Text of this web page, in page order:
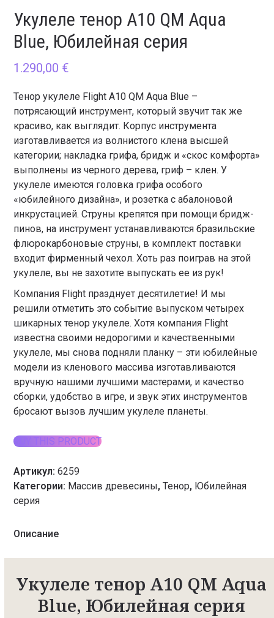
Укулеле тенор A10 QM Aqua
Blue, Юбилейная серия
1.290,00 €
Тенор укулеле Flight A10 QM Aqua Blue –
потрясающий инструмент, который звучит так же
красиво, как выглядит. Корпус инструмента
изготавливается из волнистого клена высшей
категории; накладка грифа, бридж и «скос комфорта»
выполнены из черного дерева, гриф – клен. У
укулеле имеются головка грифа особого
«юбилейного дизайна», и розетка с абалоновой
инкрустацией. Струны крепятся при помощи бридж-
пинов, на инструмент устанавливаются бразильские
флюрокарбоновые струны, в комплект поставки
входит фирменный чехол. Хоть раз поиграв на этой
укулеле, вы не захотите выпускать ее из рук!
Компания Flight празднует десятилетие! И мы
решили отметить это событие выпуском четырех
шикарных тенор укулеле. Хотя компания Flight
известна своими недорогими и качественными
укулеле, мы снова подняли планку – эти юбилейные
модели из кленового массива изготавливаются
вручную нашими лучшими мастерами, и качество
сборки, удобство в игре, и звук этих инструментов
бросают вызов лучшим укулеле планеты.
BUY THIS PRODUCT
Артикул:6259
Категории: Массив древесины,Тенор, Юбилейная
серия
Описание
Укулеле тенор A10 QM Aqua
Blue, Юбилейная серия